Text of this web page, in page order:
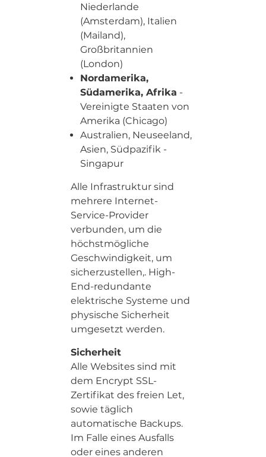
Niederlande
(Amsterdam), Italien
(Mailand),
Großbritannien
(London)
Nordamerika,
Südamerika, Afrika -
Vereinigte Staaten von
Amerika (Chicago)
Australien, Neuseeland,
Asien, Südpazifik -
Singapur
Alle Infrastruktur sind
mehrere Internet-
Service-Provider
verbunden, um die
höchstmögliche
Geschwindigkeit, um
sicherzustellen,. High-
End-redundante
elektrische Systeme und
physische Sicherheit
umgesetzt werden.
Sicherheit
Alle Websites sind mit
dem Encrypt SSL-
Zertifikat des freien Let,
sowie täglich
automatische Backups.
Im Falle eines Ausfalls
oder eines anderen